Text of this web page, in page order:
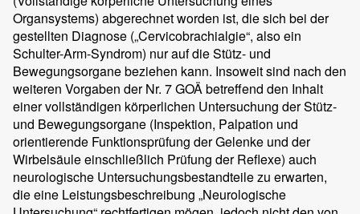
Organsystems) abgerechnet worden ist, die sich bei der
gestellten Diagnose („Cervicobrachialgie“, also ein
Schulter-Arm-Syndrom) nur auf die Stütz- und
Bewegungsorgane beziehen kann. Insoweit sind nach den
weiteren Vorgaben der Nr. 7 GOÄ betreffend den Inhalt
einer vollständigen körperlichen Untersuchung der Stütz-
und Bewegungsorgane (Inspektion, Palpation und
orientierende Funktionsprüfung der Gelenke und der
Wirbelsäule einschließlich Prüfung der Reflexe) auch
neurologische Untersuchungsbestandteile zu erwarten,
die eine Leistungsbeschreibung „Neurologische